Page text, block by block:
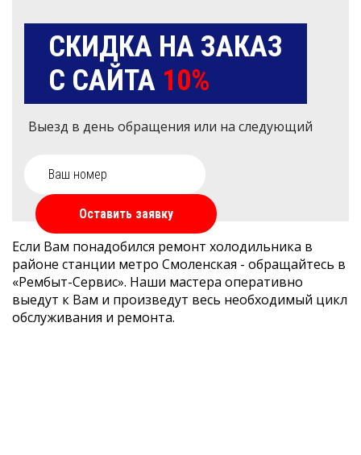
СКИДКА НА ЗАКАЗ
С САЙТА 10%
Выезд в день обращения или на следующий
Оставить заявку
Если Вам понадобился ремонт холодильника в
районе станции метро Смоленская - обращайтесь в
«Рембыт-Сервис». Наши мастера оперативно
выедут к Вам и произведут весь необходимый цикл
обслуживания и ремонта.